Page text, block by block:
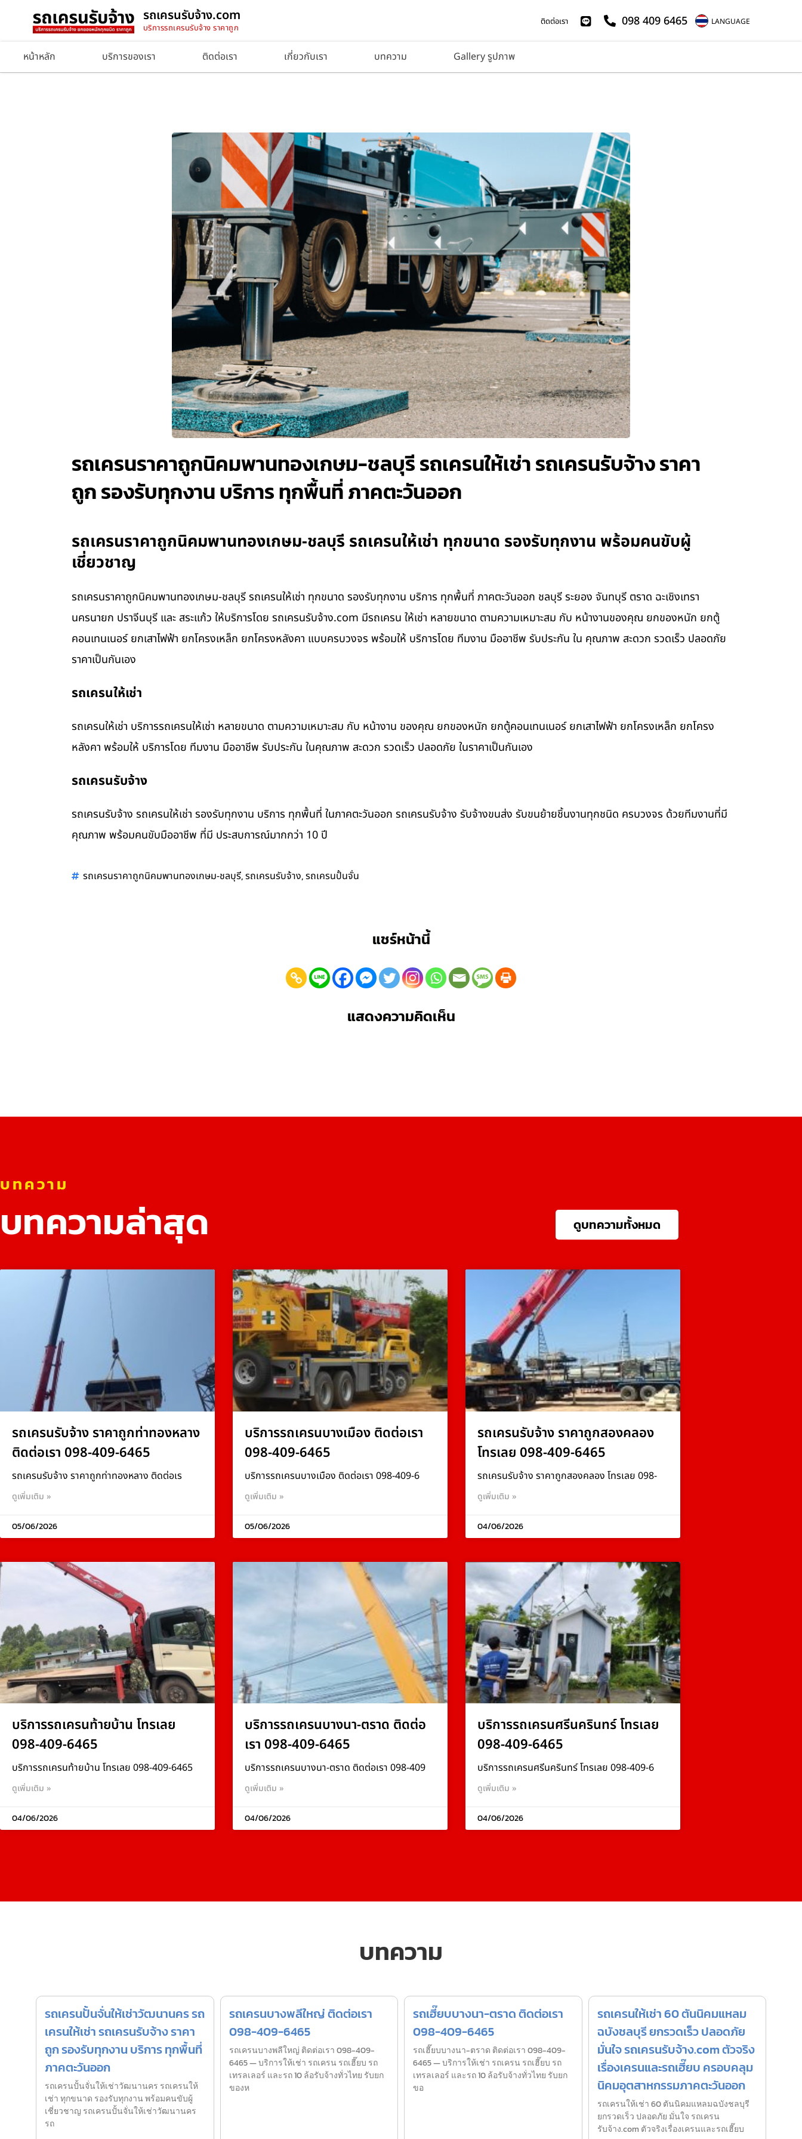
รถเครนรับจ้าง.com
บริการรถเครนรับจ้าง ราคาถูก
ติดต่อเรา 098 409 6465 LANGUAGE
หน้าหลัก บริการของเรา ติดต่อเรา เกี่ยวกับเรา บทความ Gallery รูปภาพ
รถเครนราคาถูกนิคมพานทองเกษม-ชลบุรี รถเครนให้เช่า รถเครนรับจ้าง ราคา
ถูก รองรับทุกงาน บริการ ทุกพื้นที่ ภาคตะวันออก
รถเครนราคาถูกนิคมพานทองเกษม-ชลบุรี รถเครนให้เช่า ทุกขนาด รองรับทุกงาน พร้อมคนขับผู้
เชี่ยวชาญ
รถเครนราคาถูกนิคมพานทองเกษม-ชลบุรี รถเครนให้เช่า ทุกขนาด รองรับทุกงาน บริการ ทุกพื้นที่ ภาคตะวันออก ชลบุรี ระยอง จันทบุรี ตราด ฉะเชิงเทรา
นครนายก ปราจีนบุรี และ สระแก้ว ให้บริการโดย รถเครนรับจ้าง.com มีรถเครน ให้เช่า หลายขนาด ตามความเหมาะสม กับ หน้างานของคุณ ยกของหนัก ยกตู้
คอนเทนเนอร์ ยกเสาไฟฟ้า ยกโครงเหล็ก ยกโครงหลังคา แบบครบวงจร พร้อมให้ บริการโดย ทีมงาน มืออาชีพ รับประกัน ใน คุณภาพ สะดวก รวดเร็ว ปลอดภัย
ราคาเป็นกันเอง
รถเครนให้เช่า
รถเครนให้เช่า บริการรถเครนให้เช่า หลายขนาด ตามความเหมาะสม กับ หน้างาน ของคุณ ยกของหนัก ยกตู้คอนเทนเนอร์ ยกเสาไฟฟ้า ยกโครงเหล็ก ยกโครง
หลังคา พร้อมให้ บริการโดย ทีมงาน มืออาชีพ รับประกัน ในคุณภาพ สะดวก รวดเร็ว ปลอดภัย ในราคาเป็นกันเอง
รถเครนรับจ้าง
รถเครนรับจ้าง รถเครนให้เช่า รองรับทุกงาน บริการ ทุกพื้นที่ ในภาคตะวันออก รถเครนรับจ้าง รับจ้างขนส่ง รับขนย้ายชิ้นงานทุกชนิด ครบวงจร ด้วยทีมงานที่มี
คุณภาพ พร้อมคนขับมืออาชีพ ที่มี ประสบการณ์มากกว่า 10 ปี
รถเครนราคาถูกนิคมพานทองเกษม-ชลบุรี,รถเครนรับจ้าง,รถเครนปั้นจั่น
แชร์หน้านี้
แสดงความคิดเห็น
บทความ
บทความล่าสุด ดูบทความทั้งหมด
รถเครนรับจ้าง ราคาถูกท่าทองหลาง
ติดต่อเรา 098-409-6465
รถเครนรับจ้าง ราคาถูกท่าทองหลาง ติดต่อเร
ดูเพิ่มเติม »
05/06/2026
บริการรถเครนบางเมือง ติดต่อเรา
098-409-6465
บริการรถเครนบางเมือง ติดต่อเรา 098-409-6
ดูเพิ่มเติม »
05/06/2026
รถเครนรับจ้าง ราคาถูกสองคลอง
โทรเลย 098-409-6465
รถเครนรับจ้าง ราคาถูกสองคลอง โทรเลย 098-
ดูเพิ่มเติม »
04/06/2026
บริการรถเครนท้ายบ้าน โทรเลย
098-409-6465
บริการรถเครนท้ายบ้าน โทรเลย 098-409-6465
ดูเพิ่มเติม »
04/06/2026
บริการรถเครนบางนา-ตราด ติดต่อ
เรา 098-409-6465
บริการรถเครนบางนา-ตราด ติดต่อเรา 098-409
ดูเพิ่มเติม »
04/06/2026
บริการรถเครนศรีนครินทร์ โทรเลย
098-409-6465
บริการรถเครนศรีนครินทร์ โทรเลย 098-409-6
ดูเพิ่มเติม »
04/06/2026
บทความ
รถเครนปั้นจั่นให้เช่าวัฒนานคร รถ
เครนให้เช่า รถเครนรับจ้าง ราคา
ถูก รองรับทุกงาน บริการ ทุกพื้นที่
ภาคตะวันออก
รถเครนปั้นจั่นให้เช่าวัฒนานคร รถเครนให้
เช่า ทุกขนาด รองรับทุกงาน พร้อมคนขับผู้
เชี่ยวชาญ รถเครนปั้นจั่นให้เช่าวัฒนานคร
รถ
รถเครนบางพลีใหญ่ ติดต่อเรา
098-409-6465
รถเครนบางพลีใหญ่ ติดต่อเรา 098-409-
6465 — บริการให้เช่า รถเครน รถเฮี๊ยบ รถ
เทรลเลอร์ และรถ 10 ล้อรับจ้างทั่วไทย รับยก
ของห
รถเฮี๊ยบบางนา-ตราด ติดต่อเรา
098-409-6465
รถเฮี๊ยบบางนา-ตราด ติดต่อเรา 098-409-
6465 — บริการให้เช่า รถเครน รถเฮี๊ยบ รถ
เทรลเลอร์ และรถ 10 ล้อรับจ้างทั่วไทย รับยก
ขอ
รถเครนให้เช่า 60 ตันนิคมแหลม
ฉบังชลบุรี ยกรวดเร็ว ปลอดภัย
มั่นใจ รถเครนรับจ้าง.com ตัวจริง
เรื่องเครนและรถเฮี๊ยบ ครอบคลุม
นิคมอุตสาหกรรมภาคตะวันออก
รถเครนให้เช่า 60 ตันนิคมแหลมฉบังชลบุรี
ยกรวดเร็ว ปลอดภัย มั่นใจ รถเครน
รับจ้าง.com ตัวจริงเรื่องเครนและรถเฮี๊ยบ